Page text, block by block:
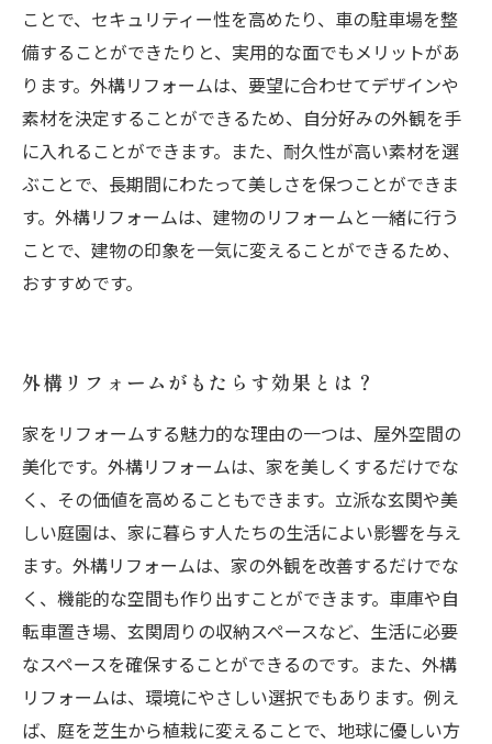
ことで、セキュリティー性を高めたり、車の駐車場を整
備することができたりと、実用的な面でもメリットがあ
ります。外構リフォームは、要望に合わせてデザインや
素材を決定することができるため、自分好みの外観を手
に入れることができます。また、耐久性が高い素材を選
ぶことで、長期間にわたって美しさを保つことができま
す。外構リフォームは、建物のリフォームと一緒に行う
ことで、建物の印象を一気に変えることができるため、
おすすめです。
外構リフォームがもたらす効果とは？
家をリフォームする魅力的な理由の一つは、屋外空間の
美化です。外構リフォームは、家を美しくするだけでな
く、その価値を高めることもできます。立派な玄関や美
しい庭園は、家に暮らす人たちの生活によい影響を与え
ます。外構リフォームは、家の外観を改善するだけでな
く、機能的な空間も作り出すことができます。車庫や自
転車置き場、玄関周りの収納スペースなど、生活に必要
なスペースを確保することができるのです。また、外構
リフォームは、環境にやさしい選択でもあります。例え
ば、庭を芝生から植栽に変えることで、地球に優しい方